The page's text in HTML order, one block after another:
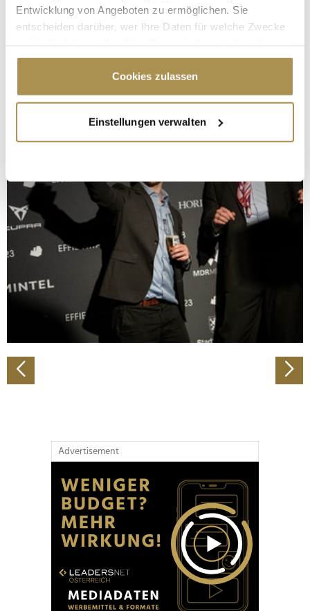
Entwicklung von Angeboten zu ermöglichen. Sie
entscheiden darüber, wer Ihre Daten für welche Zwecke
Cookie-Erklärung oder durch Klicken auf das Privacy
Trigger Symbol ändern oder widerrufen
Informationen über Ihre geografische Lage
erfassen, welche bis auf einige Meter genau sein
bestimmten Merkmalen (Fingerprinting) identifizieren
Erfahren Sie mehr darüber, wie Ihre persönlichen Daten
verarbeitet werden, und legen Sie Ihre Präferenzen im
Abschnitt Einzelheiten
fest.
Wir verwenden Cookies, um Inhalte und Anzeigen zu
personalisieren, Funktionen für soziale Medien anbieten
zu können und die Zugriffe auf unsere Website zu
analysieren. Außerdem geben wir Informationen zu Ihrer
Verwendung unserer Website an unsere Partner für
soziale Medien, Werbung und Analysen weiter. Unsere
Partner führen diese Informationen möglicherweise mit
Cookies zulassen
Einstellungen verwalten
Advertisement